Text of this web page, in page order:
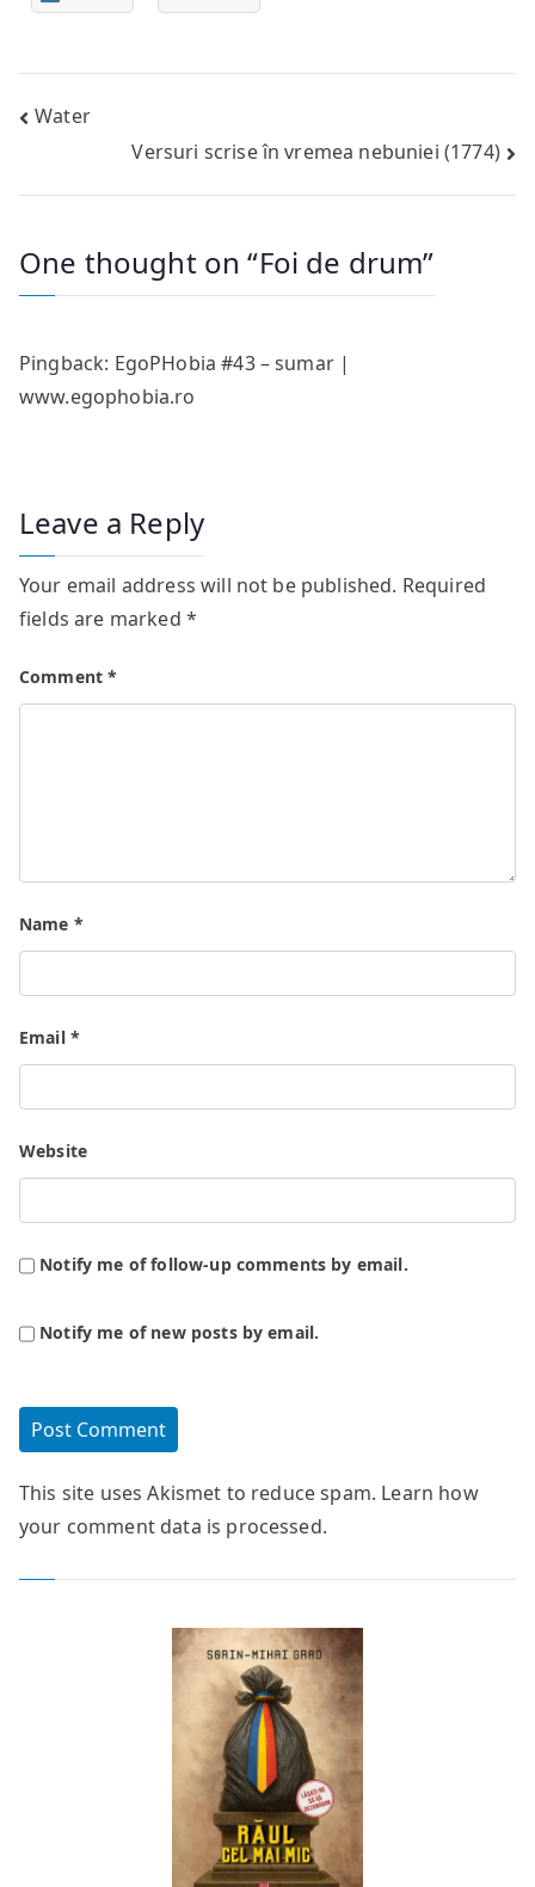
Post
navigation
Water
Versuri scrise în vremea nebuniei (1774)
One thought on “Foi de drum”
Pingback: EgoPHobia #43 – sumar |
www.egophobia.ro
Leave a Reply
Your email address will not be published. Required
fields are marked *
Comment*
Name *
Email *
Website
Notify me of follow-up comments by email.
Notify me of new posts by email.
This site uses Akismet to reduce spam. Learn how
your comment data is processed.